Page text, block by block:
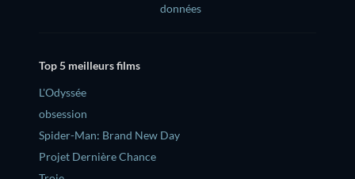
données
Top 5 meilleurs films
L'Odyssée
obsession
Spider-Man: Brand New Day
Projet Dernière Chance